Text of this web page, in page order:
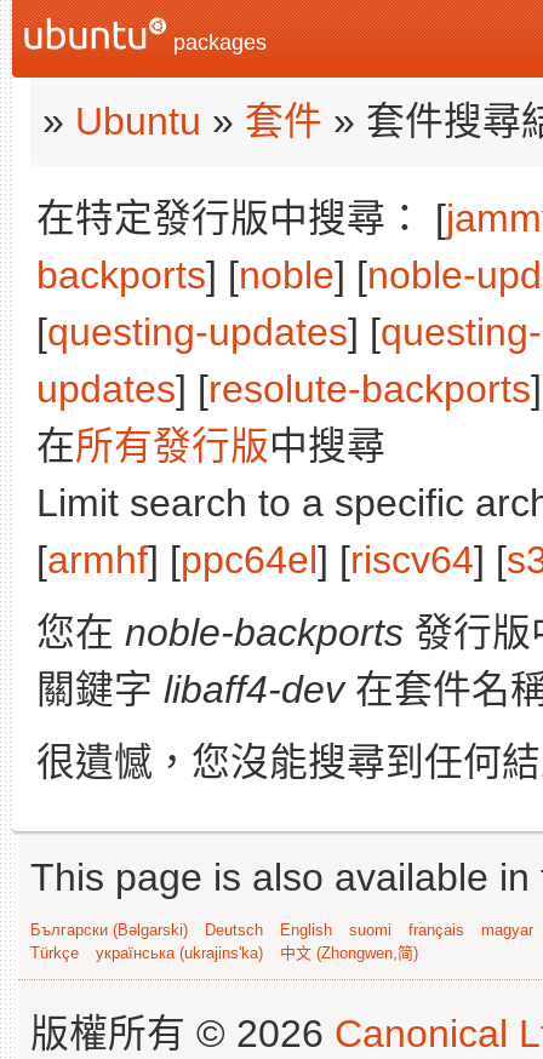
packages
» Ubuntu » 套件 » 套件搜尋
在特定發行版中搜尋： [
backports] [noble] [noble-
[questing-updates] [
updates] [resolute-backports
在所有發行版中搜尋
Limit search to a specific
[armhf] [ppc64el] [riscv64] [
您在 noble-backports 發行版
關鍵字 libaff4-dev在套件名
很遺憾，您沒能搜尋到任何
This page is also available
Български (Bəlgarski) Deutsch English suomi français
magyar
Türkçe
українська (ukrajins'ka) 中文 (Zhongwen,简)
版權所有 © 2026 Canonical